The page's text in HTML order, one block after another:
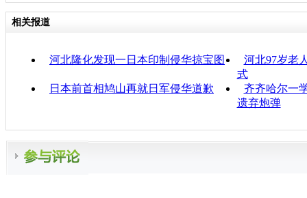
相关报道
河北隆化发现一日本印制侵华掠宝图
河北97岁老
式
日本前首相鸠山再就日军侵华道歉
齐齐哈尔一
遗弃炮弹